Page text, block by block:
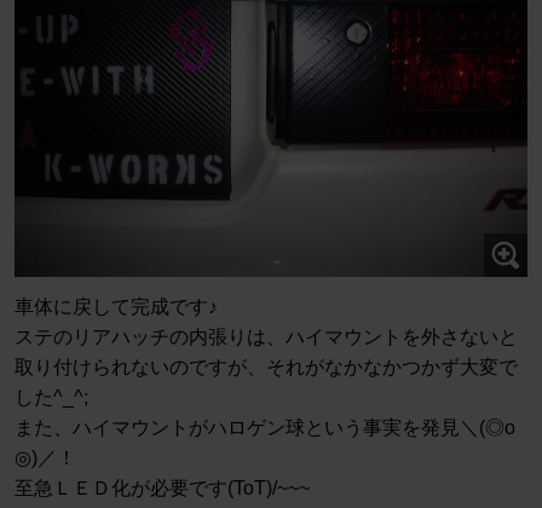
車体に戻して完成です♪
ステのリアハッチの内張りは、ハイマウントを外さないと
取り付けられないのですが、それがなかなかつかず大変で
した^_^;
また、ハイマウントがハロゲン球という事実を発見＼(◎o
◎)／！
至急ＬＥＤ化が必要です(ToT)/~~~